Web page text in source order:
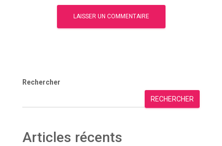
Rechercher
RECHERCHER
Articles récents